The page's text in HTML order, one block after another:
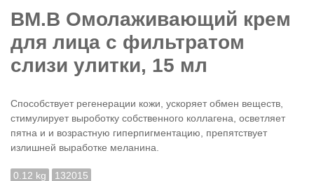
BM.B Омолаживающий крем
для лица с фильтратом
слизи улитки, 15 мл
Способствует регенерации кожи, ускоряет обмен веществ,
стимулирует выроботку собственного коллагена, осветляет
пятна и и возрастную гиперпигментацию, препятствует
излишней выработке меланина.
0.12 kg 132015